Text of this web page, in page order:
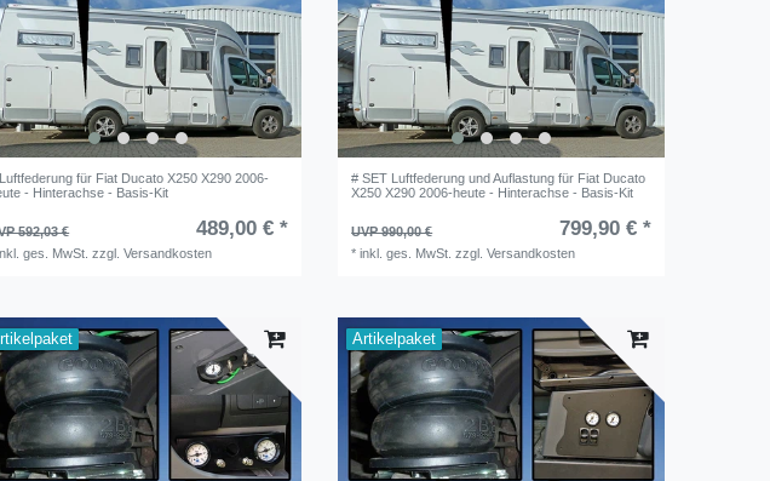
für Fiat Ducato X250 X290 2006-
- Hinterachse - Basis-Kit
592,03 € 489,00 € *
ges. MwSt. zzgl.Versandkosten
# SET Luftfederung und Auflastung für Fiat Ducato
X250 X290 2006-heute - Hinterachse - Basis-Kit
UVP 990,00 € 799,90 € *
*inkl. ges. MwSt. zzgl.Versandkosten
Artikelpaket